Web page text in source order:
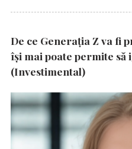
De ce Generația Z va fi
își mai poate permite
(Investimental)